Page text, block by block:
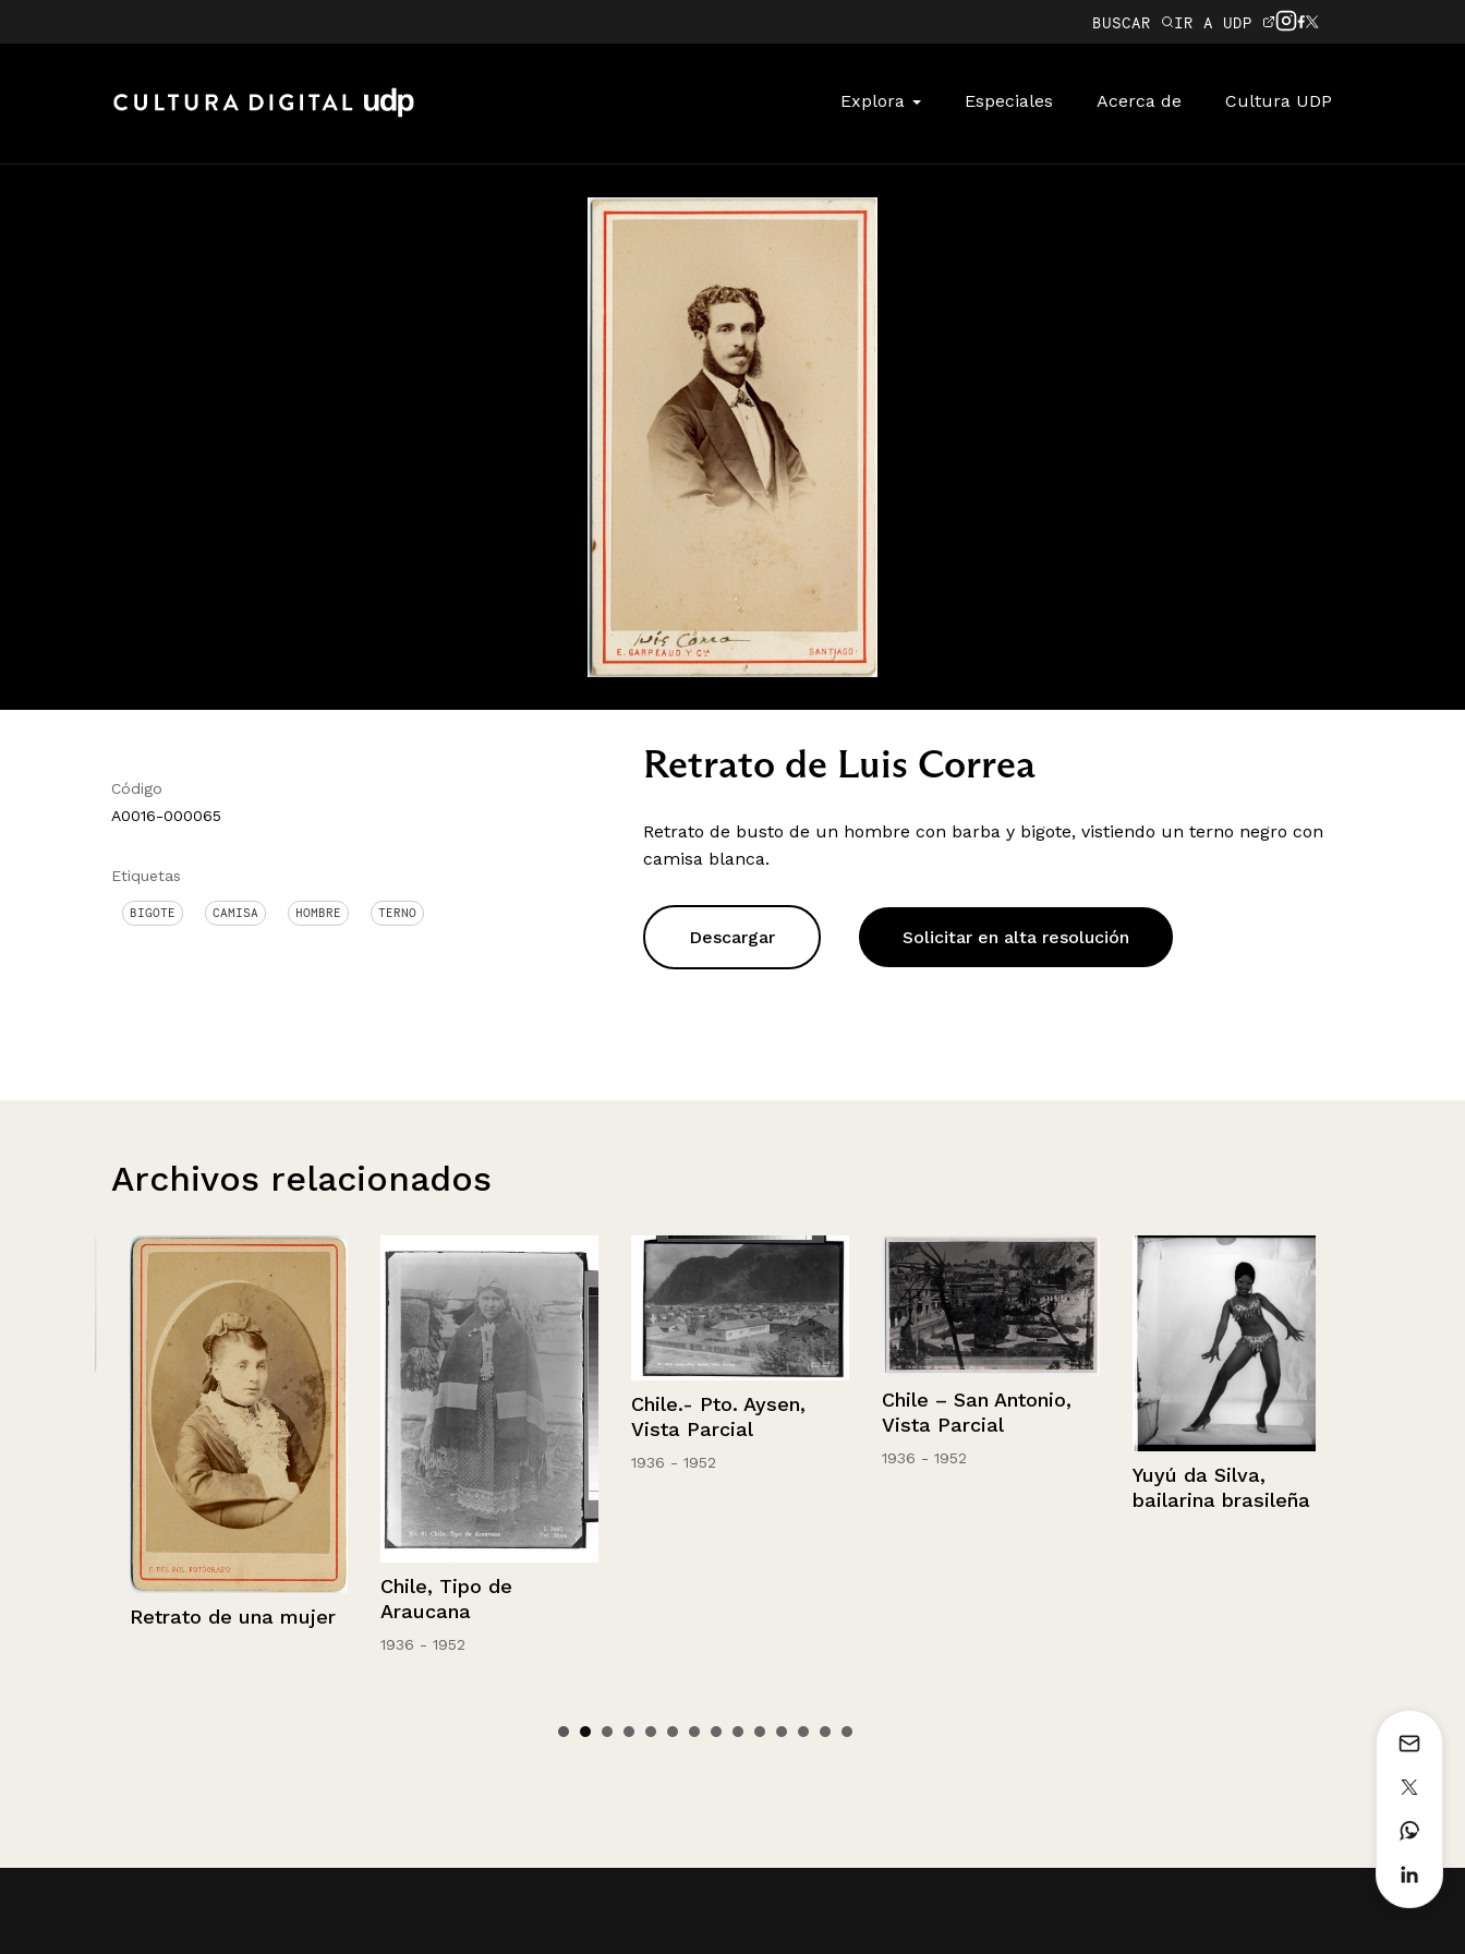
BUSCAR IR A UDP
Explora Especiales Acerca de Cultura UDP
Código
A0016-000065
Etiquetas
BIGOTE CAMISA HOMBRE TERNO
Retrato de Luis Correa
Retrato de busto de un hombre con barba y bigote, vistiendo un terno negro con
camisa blanca.
Descargar Solicitar en alta resolución
Archivos relacionados
Retrato de una mujer
Chile, Tipo de
Araucana
1936 - 1952
Chile.- Pto. Aysen,
Vista Parcial
1936 - 1952
Chile – San Antonio,
Vista Parcial
1936 - 1952
Yuyú da Silva,
bailarina brasileña